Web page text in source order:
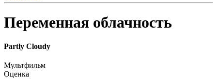
Переменная облачность
Partly Cloudy
Мультфильм
Оценка